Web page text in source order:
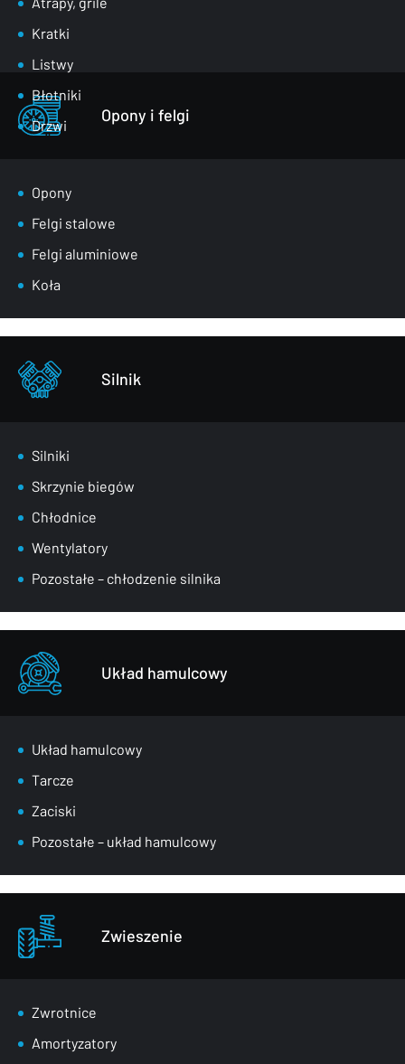
Kratki
Listwy
Błotniki
Drzwi
Lusterka
Maski
Nadkola
Pasy przednie
Zderzaki
Pozostałe – części karoserii
Opony i felgi
Opony
Felgi stalowe
Felgi aluminiowe
Koła
Silnik
Silniki
Skrzynie biegów
Chłodnice
Wentylatory
Pozostałe – chłodzenie silnika
Układ hamulcowy
Układ hamulcowy
Tarcze
Zaciski
Pozostałe – układ hamulcowy
Zwieszenie
Zwrotnice
Amortyzatory